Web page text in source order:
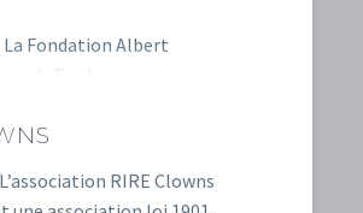
La Fondation Albert
de Rugby apporte son
RIRE Clowns